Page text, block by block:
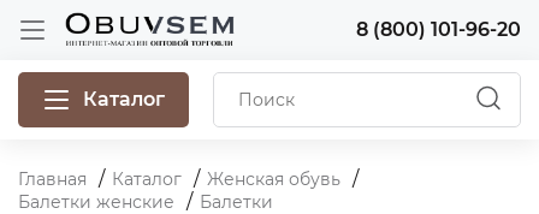
8 (800) 101-96-20
Каталог
Главная Каталог
Женская обувь
Балетки женские
Балетки